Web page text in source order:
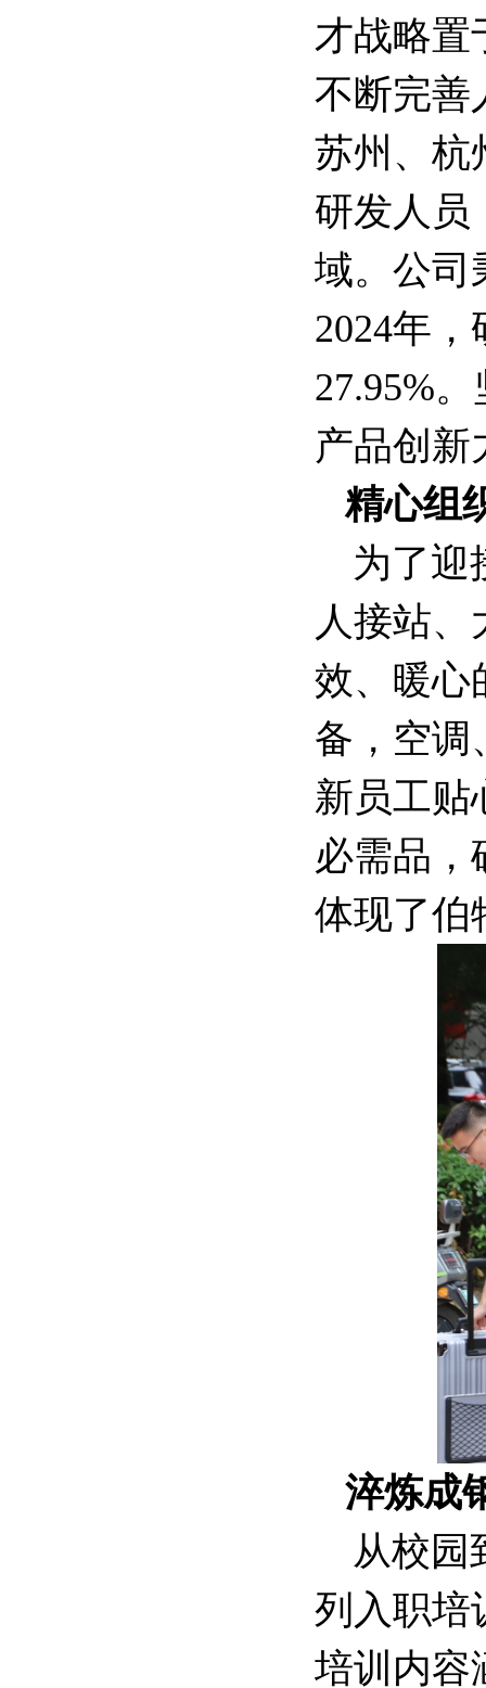
才战略置
不断完善
苏州、杭
研发人员
域。公司
2024年
27.95%
产品创新
精心组
为了迎
人接站
效、暖心
备，空调
新员工贴
必需品，
体现了伯
淬炼成
从校园
列入职培
培训内容